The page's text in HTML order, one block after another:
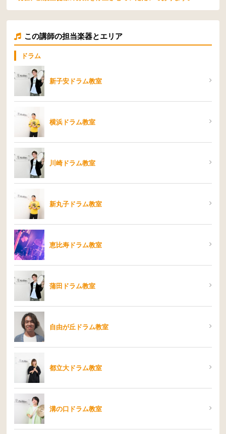
この講師の担当楽器とエリア
ドラム
新子安ドラム教室
横浜ドラム教室
川崎ドラム教室
新丸子ドラム教室
恵比寿ドラム教室
蒲田ドラム教室
自由が丘ドラム教室
都立大ドラム教室
溝の口ドラム教室